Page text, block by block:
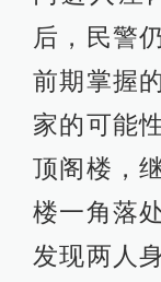
后，民警
前期掌握
家的可能
顶阁楼，
楼一角落
发现两人